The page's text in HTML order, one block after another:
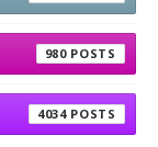
980
4034